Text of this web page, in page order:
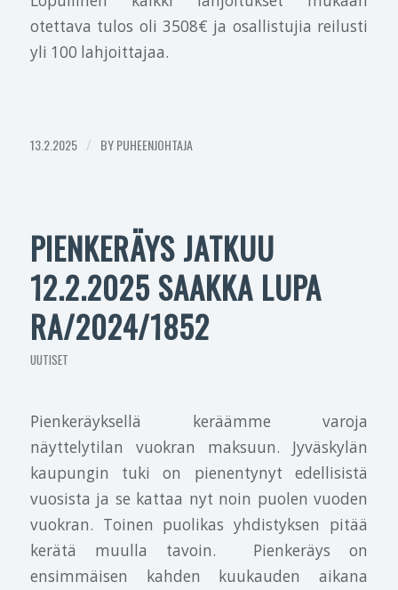
otettava tulos oli 3508€ ja osallistujia reilusti
yli 100 lahjoittajaa.
13.2.2025 / BYPUHEENJOHTAJA
PIENKERÄYS JATKUU
12.2.2025 SAAKKA LUPA
RA/2024/1852
UUTISET
Pienkeräyksellä keräämme varoja
näyttelytilan vuokran maksuun. Jyväskylän
kaupungin tuki on pienentynyt edellisistä
vuosista ja se kattaa nyt noin puolen vuoden
vuokran. Toinen puolikas yhdistyksen pitää
kerätä muulla tavoin. Pienkeräys on
ensimmäisen kahden kuukauden aikana